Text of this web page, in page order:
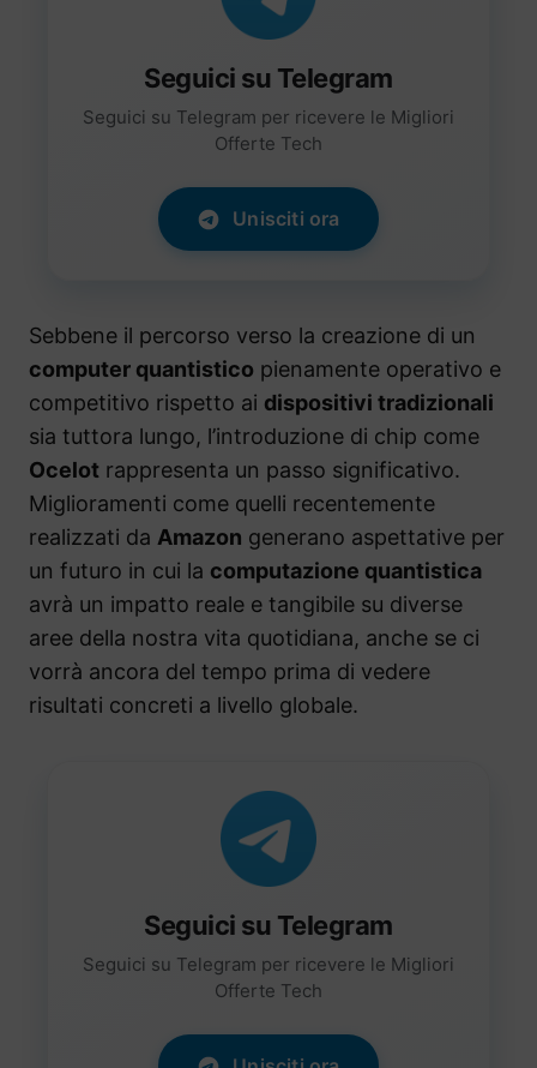
Seguici su Telegram
Seguici su Telegram per ricevere le Migliori
Offerte Tech
Unisciti ora
Sebbene il percorso verso la creazione di un
computer quantistico pienamente operativo e
competitivo rispetto ai dispositivi tradizionali
sia tuttora lungo, l’introduzione di chip come
Ocelot rappresenta un passo significativo.
Miglioramenti come quelli recentemente
realizzati da Amazon generano aspettative per
un futuro in cui la computazione quantistica
avrà un impatto reale e tangibile su diverse
aree della nostra vita quotidiana, anche se ci
vorrà ancora del tempo prima di vedere
risultati concreti a livello globale.
Seguici su Telegram
Seguici su Telegram per ricevere le Migliori
Offerte Tech